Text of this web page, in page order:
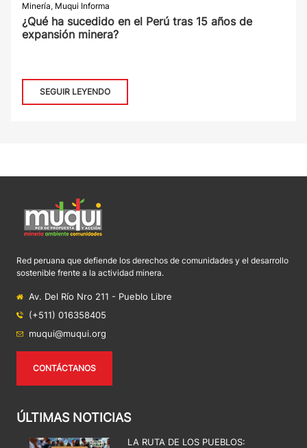
Minería, Muqui Informa
¿Qué ha sucedido en el Perú tras 15 años de
expansión minera?
SEGUIR LEYENDO
Red peruana que defiende los derechos de comunidades y el desarrollo
sostenible frente a la actividad minera.
Av. Del Río Nro 211 - Pueblo Libre
(+511) 016358405
muqui@muqui.org
CONTÁCTANOS
ÚLTIMAS NOTICIAS
LA RUTA DE LOS PUEBLOS: